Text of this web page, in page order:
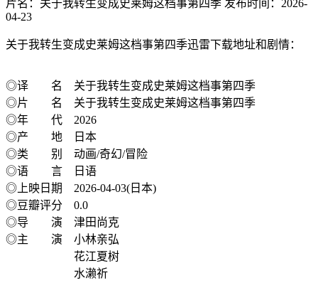
片名：关于我转生变成史莱姆这档事第四季 发布时间：2026-
04-23
关于我转生变成史莱姆这档事第四季迅雷下载地址和剧情：
◎译 名 关于我转生变成史莱姆这档事第四季
◎片 名 关于我转生变成史莱姆这档事第四季
◎年 代 2026
◎产 地 日本
◎类 别 动画/奇幻/冒险
◎语 言 日语
◎上映日期 2026-04-03(日本)
◎豆瓣评分 0.0
◎导 演 津田尚克
◎主 演 小林亲弘
花江夏树
水濑祈